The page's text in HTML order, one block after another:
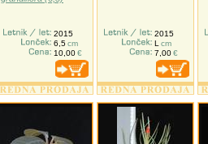
2015
6,5cm
10,00€
2015
Lcm
7,00€